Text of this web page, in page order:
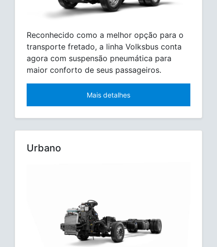
Reconhecido como a melhor opção para o
transporte fretado, a linha Volksbus conta
agora com suspensão pneumática para
maior conforto de seus passageiros.
Mais detalhes
Urbano